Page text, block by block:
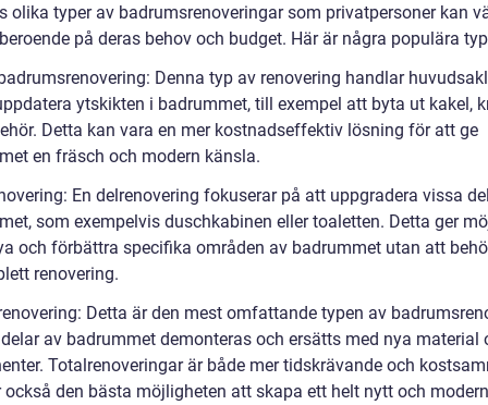
olika typer av badrumsrenoveringar som privatpersoner kan
på deras behov och budget. Här är några populära
Denna typ av renovering handlar
ytskikten i badrummet, till exempel att byta ut kakel,
Detta kan vara en mer kostnadseffektiv lösning för att ge
en fräsch och modern känsla.
En delrenovering fokuserar på att uppgradera vissa
som exempelvis duschkabinen eller toaletten. Detta ger
och förbättra specifika områden av badrummet utan att
renovering.
Detta är den mest omfattande typen av
av badrummet demonteras och ersätts med nya material
Totalrenoveringar är både mer tidskrävande och
också den bästa möjligheten att skapa ett helt nytt och